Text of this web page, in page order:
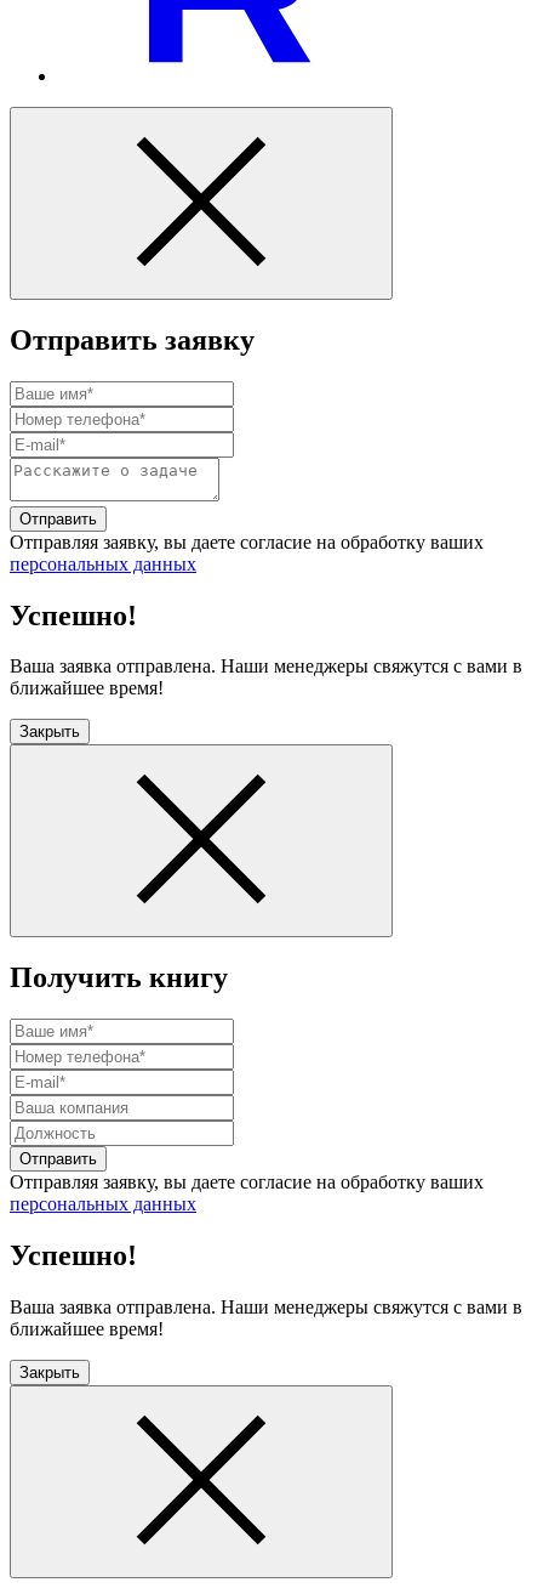
Отправить заявку
Отправить
Отправляя заявку, вы даете согласие на обработку ваших
персональных данных
Успешно!
Ваша заявка отправлена. Наши менеджеры свяжутся с вами в
ближайшее время!
Закрыть
Получить книгу
Отправить
Отправляя заявку, вы даете согласие на обработку ваших
персональных данных
Успешно!
Ваша заявка отправлена. Наши менеджеры свяжутся с вами в
ближайшее время!
Закрыть